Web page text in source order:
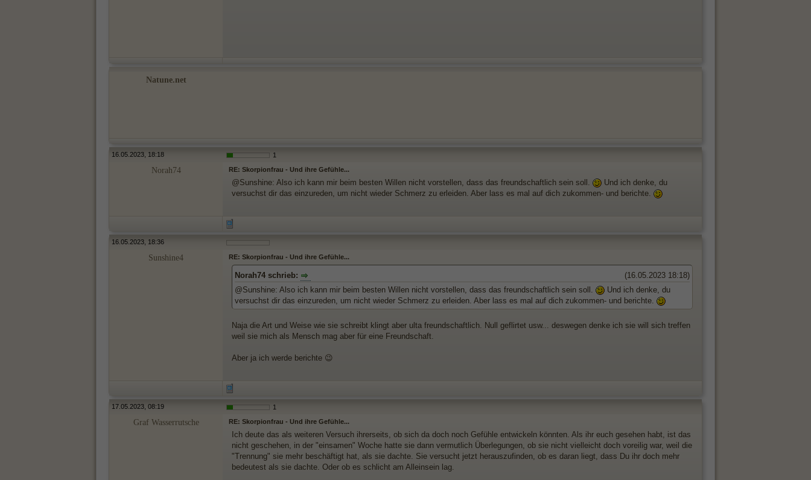
Natune.net
16.05.2023, 18:18 1
Norah74 RE: Skorpionfrau - Und ihre Gefühle...
@Sunshine: Also ich kann mir beim besten Willen nicht vorstellen, dass das freundschaftlich sein soll.
Und ich denke, du
versuchst dir das einzureden, um nicht wieder Schmerz zu erleiden. Aber lass es mal auf dich zukommen- und berichte.
16.05.2023, 18:36
Sunshine4 RE: Skorpionfrau - Und ihre Gefühle...
(16.05.2023 18:18)
Norah74 schrieb:
@Sunshine: Also ich kann mir beim besten Willen nicht vorstellen, dass das freundschaftlich sein soll.
Und ich denke, du
versuchst dir das einzureden, um nicht wieder Schmerz zu erleiden. Aber lass es mal auf dich zukommen- und berichte.
Naja die Art und Weise wie sie schreibt klingt aber ulta freundschaftlich. Null geflirtet usw... deswegen denke ich sie will sich treffen
weil sie mich als Mensch mag aber für eine Freundschaft.
Aber ja ich werde berichte 😉
17.05.2023, 08:19 1
Graf Wasserrutsche RE: Skorpionfrau - Und ihre Gefühle...
Ich deute das als weiteren Versuch ihrerseits, ob sich da doch noch Gefühle entwickeln könnten. Als ihr euch gesehen habt, ist das
nicht geschehen, in der "einsamen" Woche hatte sie dann vermutlich Überlegungen, ob sie nicht vielleicht doch voreilig war, weil die
"Trennung" sie mehr beschäftigt hat, als sie dachte. Sie versucht jetzt herauszufinden, ob es daran liegt, dass Du ihr doch mehr
bedeutest als sie dachte. Oder ob es schlicht am Alleinsein lag.